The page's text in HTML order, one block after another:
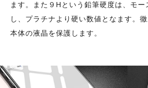
ます。また９Hという鉛筆硬度は、モ
し、プラチナより硬い数値となます。
本体の液晶を保護します。